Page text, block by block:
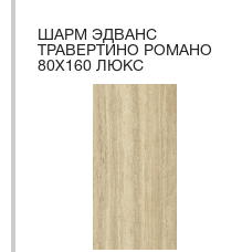
ШАРМ ЭДВАНС
ТРАВЕРТИНО РОМАНО
80X160 ЛЮКС